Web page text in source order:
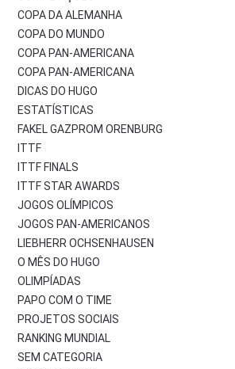
COPA DA ALEMANHA
COPA DO MUNDO
COPA PAN-AMERICANA
COPA PAN-AMERICANA
DICAS DO HUGO
ESTATÍSTICAS
FAKEL GAZPROM ORENBURG
ITTF
ITTF FINALS
ITTF STAR AWARDS
JOGOS OLÍMPICOS
JOGOS PAN-AMERICANOS
LIEBHERR OCHSENHAUSEN
O MÊS DO HUGO
OLIMPÍADAS
PAPO COM O TIME
PROJETOS SOCIAIS
RANKING MUNDIAL
SEM CATEGORIA